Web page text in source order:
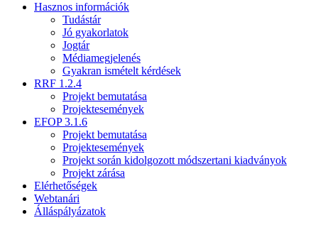
Hasznos információk
Tudástár
Jó gyakorlatok
Jogtár
Médiamegjelenés
Gyakran ismételt kérdések
RRF 1.2.4
Projekt bemutatása
Projektesemények
EFOP 3.1.6
Projekt bemutatása
Projektesemények
Projekt során kidolgozott módszertani kiadványok
Projekt zárása
Elérhetőségek
Webtanári
Álláspályázatok